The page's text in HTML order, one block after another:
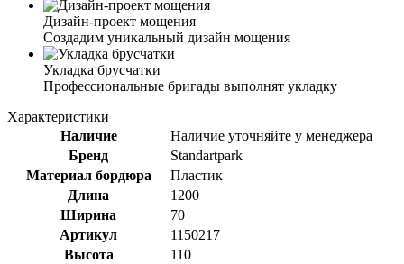
Дизайн-проект мощения
Создадим уникальный дизайн мощения
Укладка брусчатки
Профессиональные бригады выполнят укладку
Характеристики
Наличие
Наличие уточняйте у менеджера
Бренд
Standartpark
Материал бордюра
Пластик
Длина
1200
Ширина
70
Артикул
1150217
Высота
110